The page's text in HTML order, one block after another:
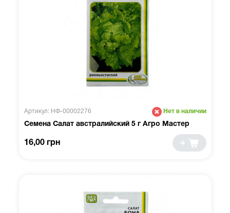
Артикул: НФ-00002276 Нет в наличии
Семена Салат австралийский 5 г Агро Мастер
16,00 грн